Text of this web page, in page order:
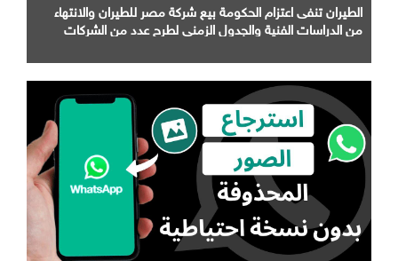
الطيران تنفى اعتزام الحكومة بيع شركة مصر للطيران والانتهاء
من الدراسات الفنية والجدول الزمني لطرح عدد من الشركات